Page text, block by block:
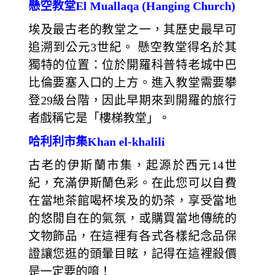
懸空教堂El Muallaqa (Hanging Church)
埃及最古老的教堂之一，其歷史最早可
追溯到公元3世紀。 懸空教堂得名於其
獨特的位置：位於開羅科普特老城中巴
比倫要塞入口的上方。進入教堂需要攀
登29級台階，因此早期來到開羅的旅行
者戲稱它是「樓梯教堂」。
哈利利市集Khan el-khalili
古老的伊斯蘭市集，起源於西元14世
紀，充滿伊斯蘭色彩。在此您可以自費
在當地茶館喝杯埃及的奶茶，享受當地
的悠閒自在的氣氛，或購買當地傳統的
文物飾品，在這裡有各式各樣紀念品保
證讓您逛的頭暈目眩，記得在這裡殺價
是一定要的唷！